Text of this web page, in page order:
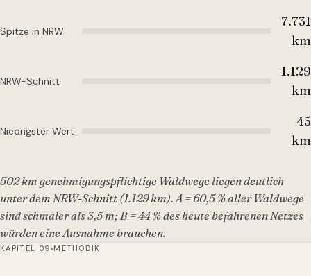
Spitze in NRW
7.731
km
NRW-Schnitt
1.129
km
Niedrigster Wert
45
km
502 km genehmigungspflichtige Waldwege liegen deutlich
unter dem NRW-Schnitt (1.129 km). A = 60,5 % aller Waldwege
sind schmaler als 3,5 m; B = 44 % des heute befahrenen Netzes
würden eine Ausnahme brauchen.
KAPITEL 09 METHODIK